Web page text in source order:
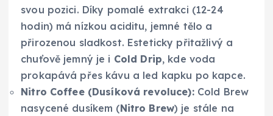
svou pozici. Díky pomalé extrakci (12-24
hodin) má nízkou aciditu, jemné tělo a
přirozenou sladkost. Esteticky přitažlivý a
chuťově jemný je i Cold Drip, kde voda
prokapává přes kávu a led kapku po kapce.
Nitro Coffee (Dusíková revoluce):Cold Brew
nasycené dusíkem (Nitro Brew) je stále na